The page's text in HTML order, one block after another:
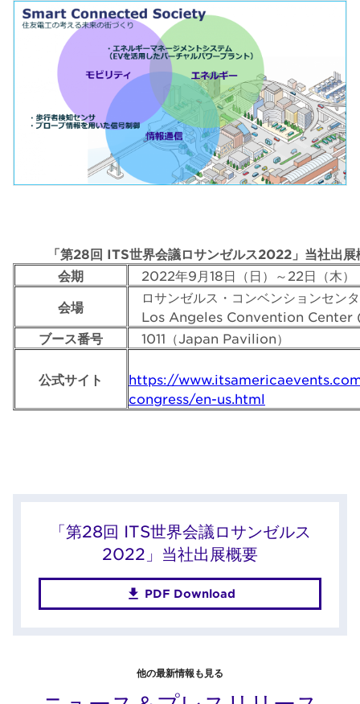
「第28回 ITS世界会議ロサンゼルス2022」当社出展
会期
2022年9月18日（日）～22日（木）
会場
ロサンゼルス・コンベンションセン
Los Angeles Convention Center
ブース番号
1011（Japan Pavilion）
公式サイト
https://
congress/en-us.html
「第28回 ITS世界会議ロサンゼルス
2022」当社出展概要
PDF Download
他の最新情報も見る